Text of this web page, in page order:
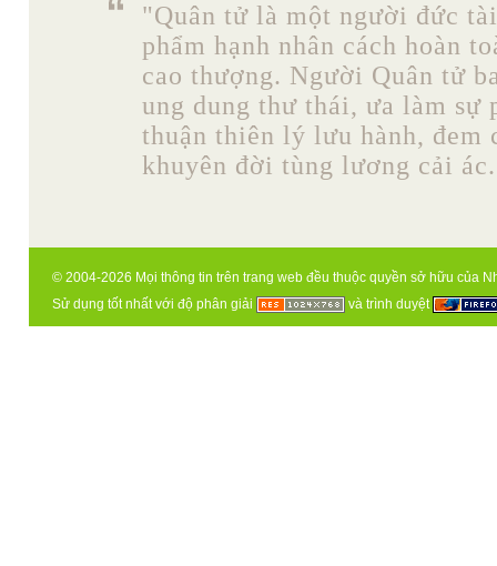
"Quân tử là một người đức
phẩm hạnh nhân cách hoàn
cao thượng. Người Quân tử
ung dung thư thái, ưa làm sự
thuận thiên lý lưu hành, đem
khuyên đời tùng lương cải
© 2004-2026 Mọi thông tin trên trang web đều thuộc quyền sở hữu của
Sử dụng tốt nhất với độ phân giải
và trình duyệt